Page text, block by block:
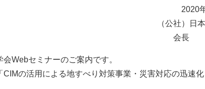
年10月5
）日本地すべり
平松 晋
Webセミナーのご案内です。
CIMの活用による地すべり対策事業・災害対応の迅速